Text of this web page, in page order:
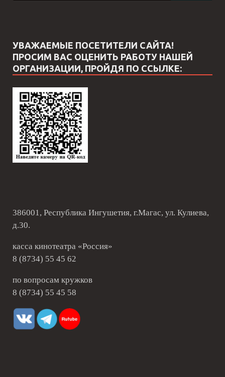
УВАЖАЕМЫЕ ПОСЕТИТЕЛИ САЙТА!
ПРОСИМ ВАС ОЦЕНИТЬ РАБОТУ НАШЕЙ
ОРГАНИЗАЦИИ, ПРОЙДЯ ПО ССЫЛКЕ:
386001, Республика Ингушетия, г.Магас, ул. Кулиева,
д.30.
касса кинотеатра «Россия»
8 (8734) 55 45 62
по вопросам кружков
8 (8734) 55 45 58